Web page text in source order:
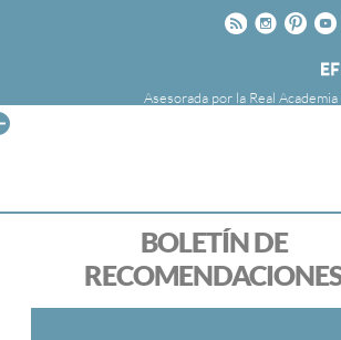
Rss
Asesorada por la Real
la Agencia Efe y la Real Academia
cuyo objetivo es colaborar con el buen
español en los medios de
Internet.
BOLETÍN DE